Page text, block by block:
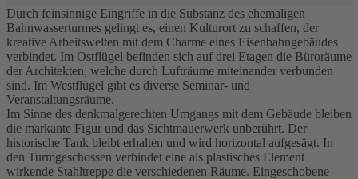
Durch feinsinnige Eingriffe in die Substanz des ehemaligen
Bahnwasserturmes gelingt es, einen Kulturort zu schaffen, der
kreative Arbeitswelten mit dem Charme eines Eisenbahngebäudes
verbindet. Im Ostflügel befinden sich auf drei Etagen die Büroräume
der Architekten, welche durch Lufträume miteinander verbunden
sind. Im Westflügel gibt es diverse Seminar- und
Veranstaltungsräume.
Im Sinne des denkmalgerechten Umgangs mit dem Gebäude bleiben
die markante Figur und das Sichtmauerwerk unberührt. Der
historische Tank bleibt erhalten und wird horizontal aufgesägt. In
den Turmgeschossen verbindet eine als plastisches Element
wirkende Stahltreppe die verschiedenen Räume. Eingeschobene